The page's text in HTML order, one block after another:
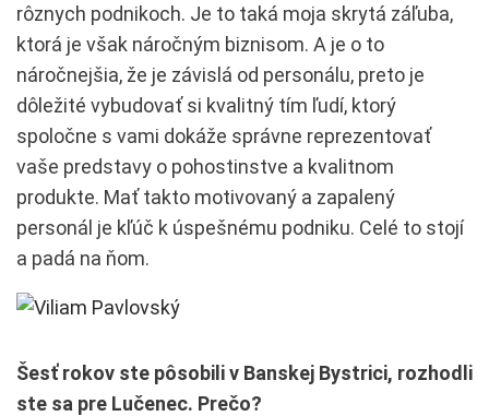
rôznych podnikoch. Je to taká moja skrytá záľuba,
ktorá je však náročným biznisom. A je o to
náročnejšia, že je závislá od personálu, preto je
dôležité vybudovať si kvalitný tím ľudí, ktorý
spoločne s vami dokáže správne reprezentovať
vaše predstavy o pohostinstve a kvalitnom
produkte. Mať takto motivovaný a zapalený
personál je kľúč k úspešnému podniku. Celé to stojí
a padá na ňom.
Šesť rokov ste pôsobili v Banskej Bystrici, rozhodli
ste sa pre Lučenec. Prečo?